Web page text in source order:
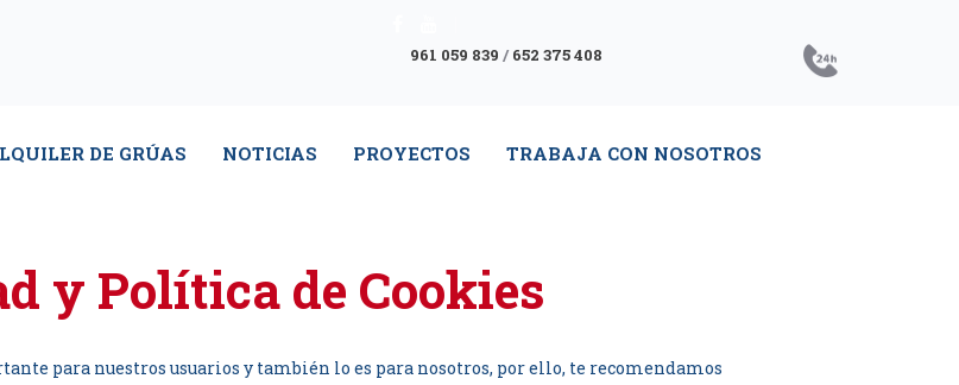
961 059 839 / 652 375 408
DE GRÚAS NOTICIAS PROYECTOS TRABAJA CON NOSOTROS
y Política de Cookies
para nuestros usuarios y también lo es para nosotros, por ello, te recomendamos